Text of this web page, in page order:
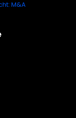
M&A